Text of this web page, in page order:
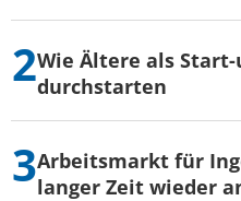
Wie Ältere als
durchstarten
Arbeitsmarkt für
langer Zeit wieder